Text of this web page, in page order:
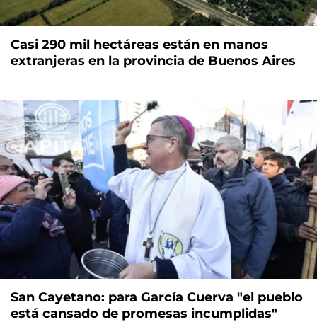
Casi 290 mil hectáreas están en manos
extranjeras en la provincia de Buenos Aires
San Cayetano: para García Cuerva "el pueblo
está cansado de promesas incumplidas"